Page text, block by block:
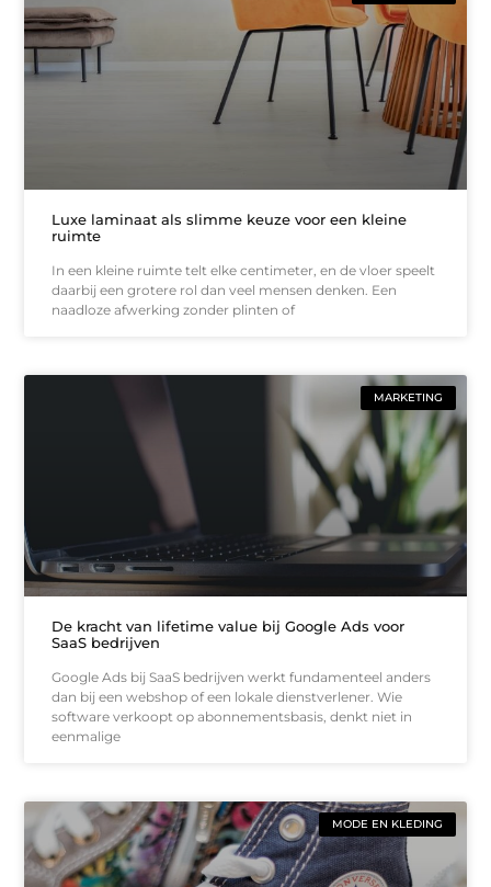
Luxe laminaat als slimme keuze voor een kleine
ruimte
In een kleine ruimte telt elke centimeter, en de vloer speelt
daarbij een grotere rol dan veel mensen denken. Een
naadloze afwerking zonder plinten of
MARKETING
De kracht van lifetime value bij Google Ads voor
SaaS bedrijven
Google Ads bij SaaS bedrijven werkt fundamenteel anders
dan bij een webshop of een lokale dienstverlener. Wie
software verkoopt op abonnementsbasis, denkt niet in
eenmalige
MODE EN KLEDING